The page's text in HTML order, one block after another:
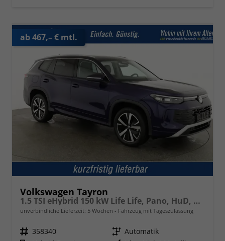
ab 467,– € mtl.
Volkswagen Tayron
1.5 TSI eHybrid 150 kW Life Life, Pano, HuD, AHK, AreaView, Side, Navi, Winter, 5-J. Garantie
unverbindliche Lieferzeit: 5 Wochen Fahrzeug mit Tageszulassung
Fahrzeugnr. 358340 Getriebe Automatik